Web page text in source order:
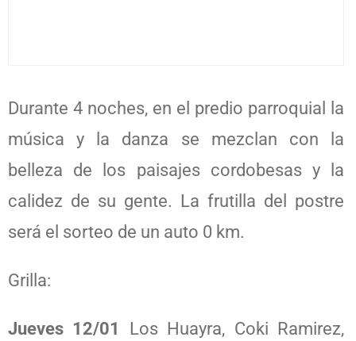
Durante 4 noches, en el predio parroquial la
música y la danza se mezclan con la
belleza de los paisajes cordobesas y la
calidez de su gente. La frutilla del postre
será el sorteo de un auto 0 km.
Grilla:
Jueves 12/01
Los Huayra, Coki Ramirez,